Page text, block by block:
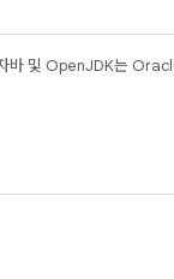
바 및 OpenJDK는